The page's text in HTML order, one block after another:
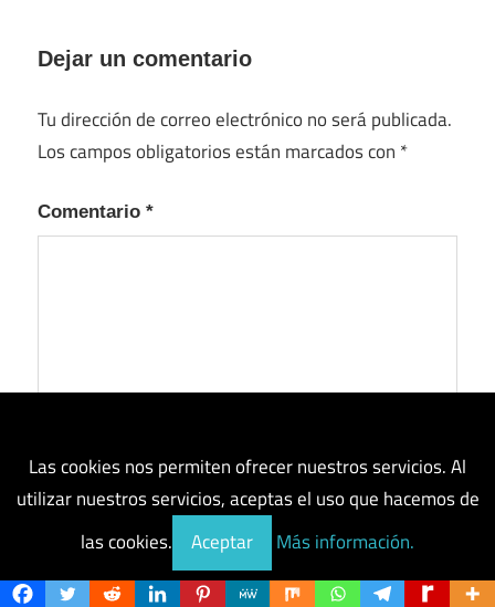
Dejar un comentario
Tu dirección de correo electrónico no será publicada.
Los campos obligatorios están marcados con *
Comentario *
Las cookies nos permiten ofrecer nuestros servicios. Al
utilizar nuestros servicios, aceptas el uso que hacemos de
las cookies.
Aceptar Más información.